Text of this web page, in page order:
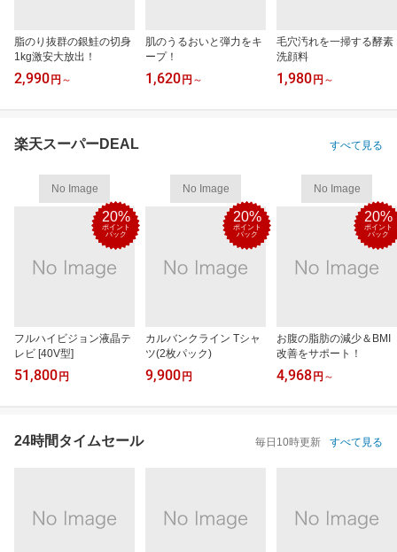
脂のり抜群の銀鮭の切身
1kg激安大放出！
2,990 円 ～
肌のうるおいと弾力をキ
ープ！
1,620 円 ～
毛穴汚れを一掃する酵素
洗顔料
1,980 円 ～
楽天スーパーDEAL すべて見る
No Image
20%
ポイント
バック
フルハイビジョン液晶テ
レビ [40V型]
51,800 円
No Image
20%
ポイント
バック
カルバンクライン Tシャ
ツ(2枚パック)
9,900 円
No Image
20%
ポイント
バック
お腹の脂肪の減少＆BMI
改善をサポート！
4,968 円 ～
24時間タイムセール 毎日10時更新 すべて見る